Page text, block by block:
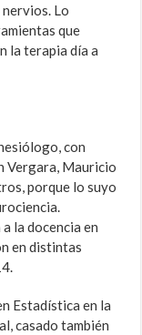
Lo
que
la terapia día a
con
Vergara, Mauricio
porque lo suyo
la docencia en
en distintas
Estadística en la
casado también